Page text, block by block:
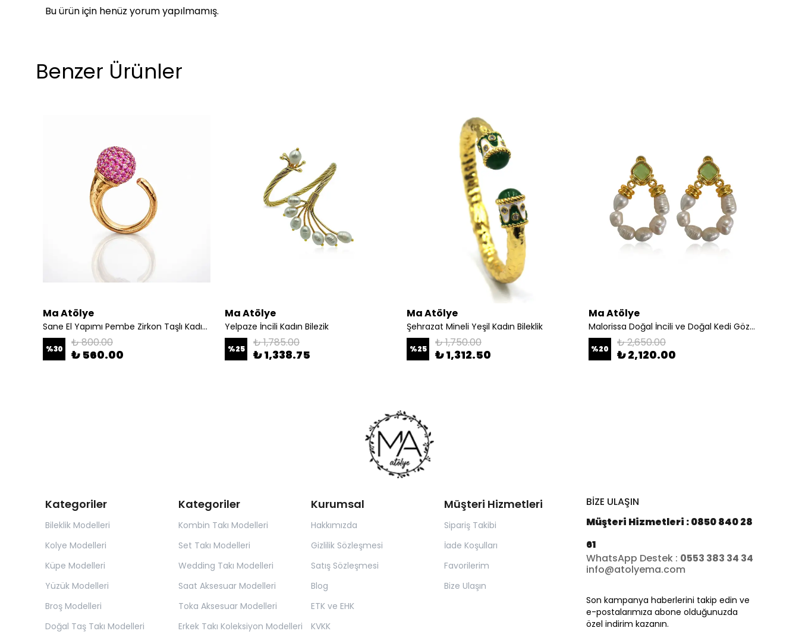
Bu ürün için henüz yorum yapılmamış.
Benzer Ürünler
Ma Atölye
Sane El Yapımı Pembe Zirkon Taşlı Kadın Yüzük
%30 ₺ 800.00
₺ 560.00
Ma Atölye
Yelpaze İncili Kadın Bilezik
%25 ₺ 1,785.00
₺ 1,338.75
Ma Atölye
Şehrazat Mineli Yeşil Kadın Bileklik
%25 ₺ 1,750.00
₺ 1,312.50
Ma Atölye
Malorissa Doğal İncili ve Doğal Kedi Gözü Küpe
%20 ₺ 2,650.00
₺ 2,120.00
Kategoriler
Bileklik Modelleri
Kolye Modelleri
Küpe Modelleri
Yüzük Modelleri
Broş Modelleri
Doğal Taş Takı Modelleri
Kategoriler
Kombin Takı Modelleri
Set Takı Modelleri
Wedding Takı Modelleri
Saat Aksesuar Modelleri
Toka Aksesuar Modelleri
Erkek Takı Koleksiyon Modelleri
Kurumsal
Hakkımızda
Gizlilik Sözleşmesi
Satış Sözleşmesi
Blog
ETK ve EHK
KVKK
Müşteri Hizmetleri
Sipariş Takibi
İade Koşulları
Favorilerim
Bize Ulaşın
BİZE ULAŞIN
Müşteri Hizmetleri : 0850 840 28
61
WhatsApp Destek : 0553 383 34 34
info@atolyema.com
Son kampanya haberlerini takip edin ve
e-postalarımıza abone olduğunuzda
özel indirim kazanın.